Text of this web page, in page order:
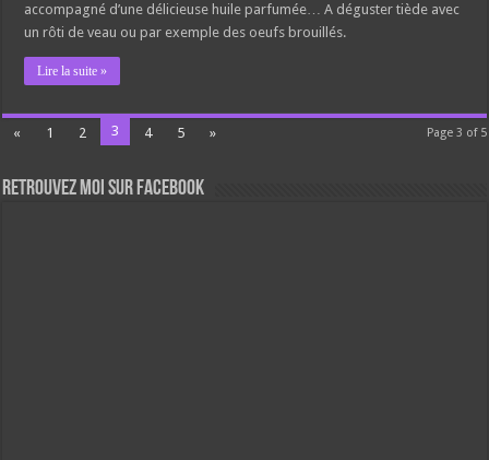
accompagné d’une délicieuse huile parfumée… A déguster tiède avec
un rôti de veau ou par exemple des oeufs brouillés.
Lire la suite »
Page 3 of 5
« 1 2 3 4 5 »
Retrouvez moi sur Facebook